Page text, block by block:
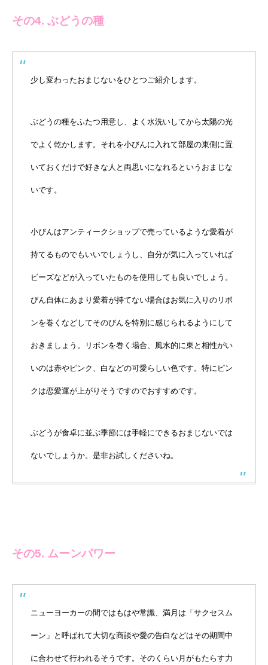
その4. ぶどうの種
少し変わったおまじないをひとつご紹介します。
ぶどうの種をふたつ用意し、よく水洗いしてから太陽の光
でよく乾かします。それを小びんに入れて部屋の東側に置
いておくだけで好きな人と両思いになれるというおまじな
いです。
小びんはアンティークショップで売っているような愛着が
持てるものでもいいでしょうし、自分が気に入っていれば
ビーズなどが入っていたものを使用しても良いでしょう。
びん自体にあまり愛着が持てない場合はお気に入りのリボ
ンを巻くなどしてそのびんを特別に感じられるようにして
おきましょう。リボンを巻く場合、風水的に東と相性がい
いのは赤やピンク、白などの可愛らしい色です。特にピン
クは恋愛運が上がりそうですのでおすすめです。
ぶどうが食卓に並ぶ季節には手軽にできるおまじないでは
ないでしょうか。是非お試しくださいね。
その5. ムーンパワー
ニューヨーカーの間ではもはや常識、満月は「サクセスム
ーン」と呼ばれて大切な商談や愛の告白などはその期間中
に合わせて行われるそうです。そのくらい月がもたらす力